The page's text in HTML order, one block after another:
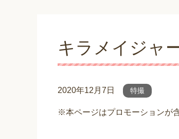
キラメイジャ
2020年12月7日 特撮
※本ページはプロモーションが